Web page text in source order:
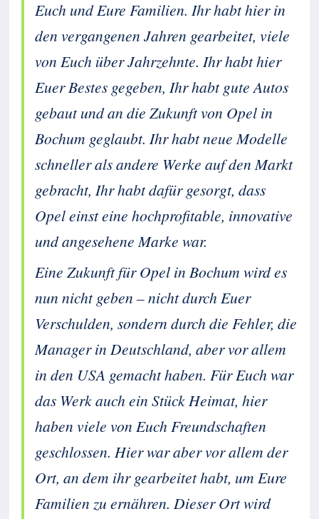
Euch und Eure Familien. Ihr habt hier in
den vergangenen Jahren gearbeitet, viele
von Euch über Jahrzehnte. Ihr habt hier
Euer Bestes gegeben, Ihr habt gute Autos
gebaut und an die Zukunft von Opel in
Bochum geglaubt. Ihr habt neue Modelle
schneller als andere Werke auf den Markt
gebracht, Ihr habt dafür gesorgt, dass
Opel einst eine hochprofitable, innovative
und angesehene Marke war.
Eine Zukunft für Opel in Bochum wird es
nun nicht geben – nicht durch Euer
Verschulden, sondern durch die Fehler, die
Manager in Deutschland, aber vor allem
in den USA gemacht haben. Für Euch war
das Werk auch ein Stück Heimat, hier
haben viele von Euch Freundschaften
geschlossen. Hier war aber vor allem der
Ort, an dem ihr gearbeitet habt, um Eure
Familien zu ernähren. Dieser Ort wird